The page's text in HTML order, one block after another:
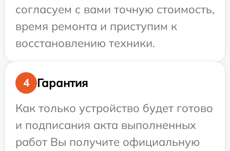
согласуем с вами точную стоимость,
время ремонта и приступим к
восстановлению техники.
4
Гарантия
Как только устройство будет готово
и подписания акта выполненных
работ Вы получите официальную